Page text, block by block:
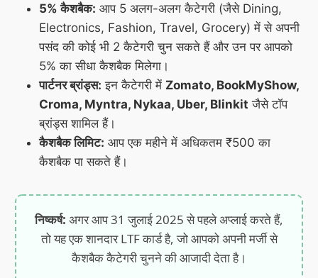
5% कैशबैक: आप 5 अलग-अलग कैटेगरी (जैसे Dining,
Electronics, Fashion, Travel, Grocery) में से अपनी
पसंद की कोई भी 2 कैटेगरी चुन सकते हैं और उन पर आपको
5% का सीधा कैशबैक मिलेगा।
पार्टनर ब्रांड्स: इन कैटेगरी में Zomato, BookMyShow,
Croma, Myntra, Nykaa, Uber, Blinkit जैसे टॉप
ब्रांड्स शामिल हैं।
कैशबैक लिमिट: आप एक महीने में अधिकतम ₹500 का
कैशबैक पा सकते हैं।
निष्कर्ष: अगर आप 31 जुलाई 2025 से पहले अप्लाई करते हैं,
तो यह एक शानदार LTF कार्ड है, जो आपको अपनी मर्जी से
कैशबैक कैटेगरी चुनने की आजादी देता है।